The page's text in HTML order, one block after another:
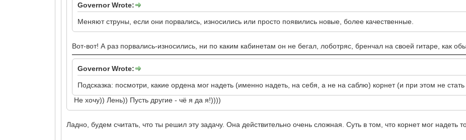
Governor Wrote:
Меняют струны, если они порвались, износились или просто появились новые, более качественные.
Вот-вот! А раз порвались-износились, ни по каким кабинетам он не бегал, лоботряс, бренчал на своей гитаре, как
Governor Wrote:
Подсказка: посмотри, какие ордена мог надеть (именно надеть, на себя, а не на саблю) корнет (и при этом не стать
Не хочу)) Лень)) Пусть другие - чё я да я!))))
Ладно, будем считать, что ты решил эту задачу. Она действительно очень сложная. Суть в том, что корнет мог надеть